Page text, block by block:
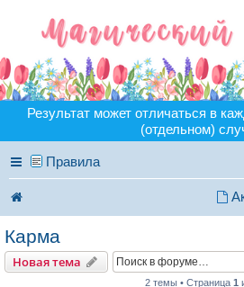
Результат может отличаться в
(отдельном)
Правила
Карма
Новая тема
2 темы • Страница 1